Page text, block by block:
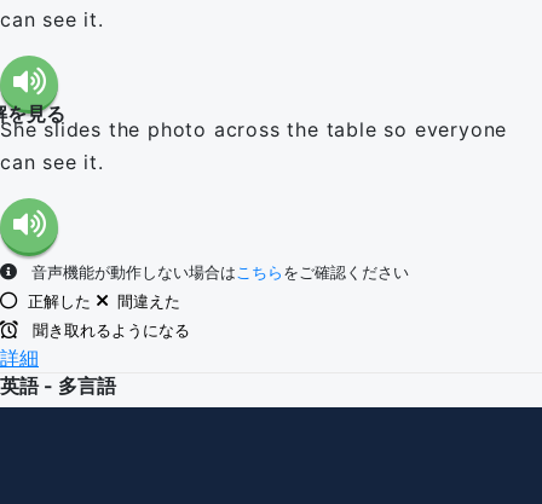
can see it.
を見る
She slides the photo across the table so everyone
can see it.
音声機能が動作しない場合は こちら をご確認ください
正解した
間違えた
聞き取れるようになる
詳細
英語 - 多言語